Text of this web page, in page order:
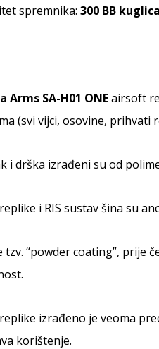
spremnika: 300 BB kuglica
Arms SA-H01 ONEairsoft
(svi vijci, osovine, prihvati
i drška izrađeni su od
i RIS sustav šina su
tzv. “powder coating”, prije
izrađeno je veoma
korištenje.